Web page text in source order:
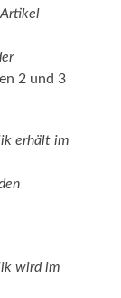
Artikel
2 und 3
erhält im
wird im